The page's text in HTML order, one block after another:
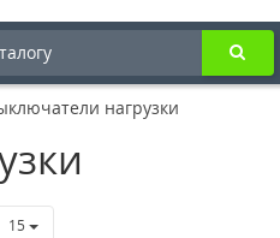
нагрузки
15